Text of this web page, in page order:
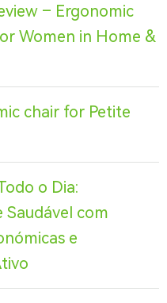
– Ergonomic
Women in Home &
chair for Petite
o Dia:
com
e